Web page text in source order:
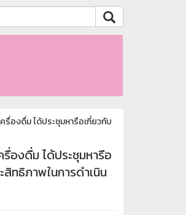
องดื่ม ได้ประชุมหารือเกี่ยวกับ
องดื่ม ได้ประชุมหารือ
ธิภาพในการดำเนิน